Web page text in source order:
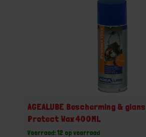
AGEALUBE Bescherming &
Protect Wax 400ML
Voorraad: 12 op voorraad